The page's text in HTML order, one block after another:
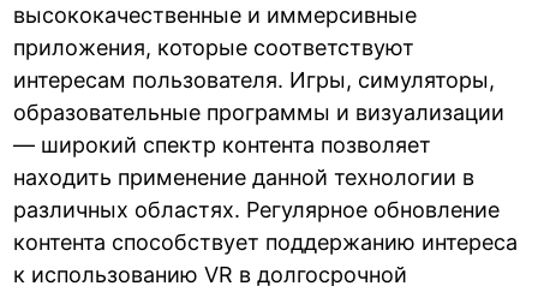
высококачественные и иммерсивные
приложения, которые соответствуют
интересам пользователя. Игры, симуляторы,
образовательные программы и визуализации
— широкий спектр контента позволяет
находить применение данной технологии в
различных областях. Регулярное обновление
контента способствует поддержанию интереса
к использованию VR в долгосрочной